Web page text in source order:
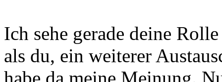
Ich sehe gerade deine
als du, ein weiterer
habe da meine Meinung.